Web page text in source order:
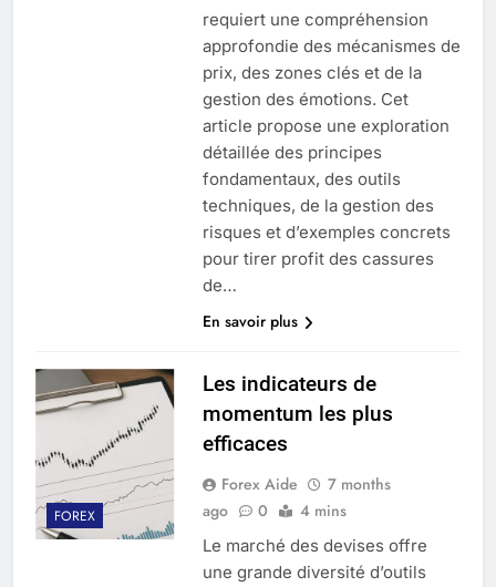
requiert une compréhension
approfondie des mécanismes de
prix, des zones clés et de la
gestion des émotions. Cet
article propose une exploration
détaillée des principes
fondamentaux, des outils
techniques, de la gestion des
risques et d’exemples concrets
pour tirer profit des cassures
de…
En savoir plus
FOREX
Les indicateurs de
momentum les plus
efficaces
Forex Aide
7 months
ago
0 4 mins
Le marché des devises offre
une grande diversité d’outils